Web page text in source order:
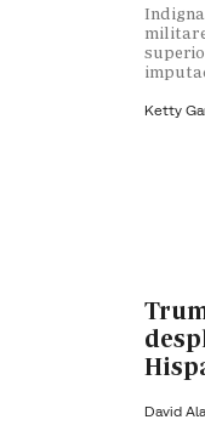
Ketty
David